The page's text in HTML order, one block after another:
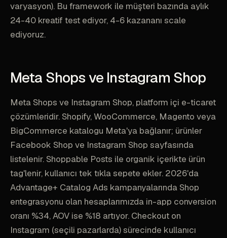
varyasyon). Bu framework ile müşteri bazında aylık
24-40 kreatif test ediyor, 4-6 kazananı scale
ediyoruz.
Meta Shops ve Instagram Shop
Meta Shops ve Instagram Shop, platform içi e-ticaret
çözümleridir. Shopify, WooCommerce, Magento veya
BigCommerce katalogu Meta'ya bağlanır; ürünler
Facebook Shop ve Instagram Shop sayfasında
listelenir. Shoppable Posts ile organik içerikte ürün
tag'lenir, kullanıcı tek tıkla sepete ekler. 2026'da
Advantage+ Catalog Ads kampanyalarında Shop
entegrasyonu olan hesaplarımızda in-app conversion
oranı %34, AOV ise %18 artıyor. Checkout on
Instagram (seçili pazarlarda) sürecinde kullanıcı